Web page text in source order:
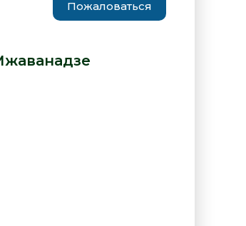
Пожаловаться